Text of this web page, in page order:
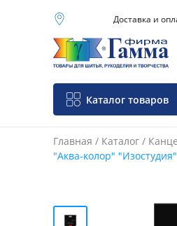
Москва (основной
склад)
Санкт-Петербург
Нижний Новгород
Доставка и
Каталог товаров
Главная / Каталог /
"Аква-колор"